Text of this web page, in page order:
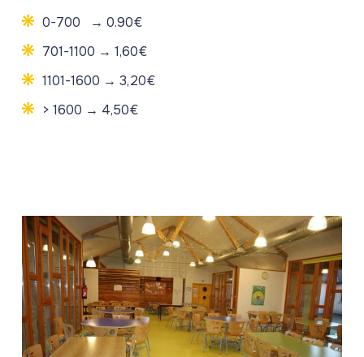
0-700 → 0.90€
701-1100 → 1,60€
1101-1600 → 3,20€
> 1600 → 4,50€